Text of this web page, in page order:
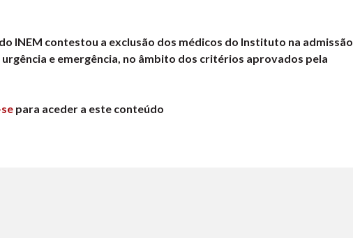
INEM contestou a exclusão dos médicos do Instituto na admissão
e emergência, no âmbito dos critérios aprovados pela
para aceder a este conteúdo